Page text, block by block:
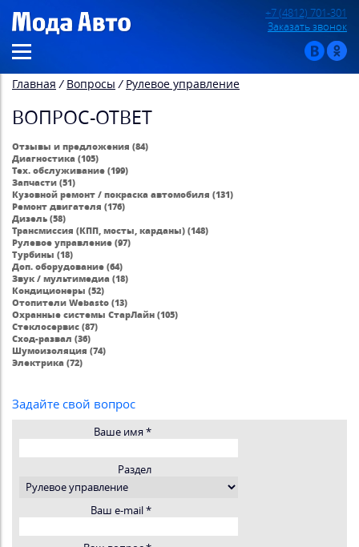
+7 (4812) 701-301
Заказать звонок
Главная / Вопросы / Рулевое управление
ВОПРОС-ОТВЕТ
Отзывы и предложения (84)
Диагностика (105)
Тех. обслуживание (199)
Запчасти (51)
Кузовной ремонт / покраска автомобиля (131)
Ремонт двигателя (176)
Дизель (58)
Трансмиссия (КПП, мосты, карданы) (148)
Рулевое управление (97)
Турбины (18)
Доп. оборудование (64)
Звук / мультимедиа (18)
Кондиционеры (52)
Отопители Webasto (13)
Охранные системы СтарЛайн (105)
Стеклосервис (87)
Сход-развал (36)
Шумоизоляция (74)
Электрика (72)
Задайте свой вопрос
Ваше имя *
Раздел
Ваш e-mail*